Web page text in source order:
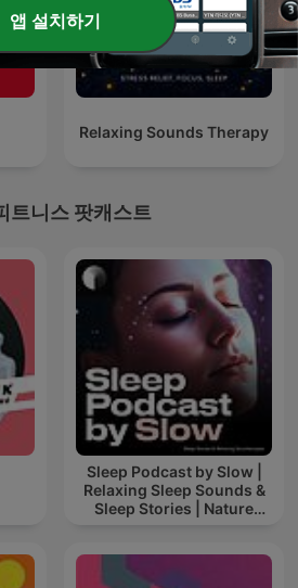
Relaxing Sounds Therapy
트니스 팟캐스트
Sleep Podcast by Slow |
Relaxing Sleep Sounds &
Sleep Stories | Nature
앱 설치하기